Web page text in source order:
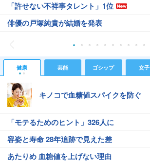
「許せない不祥事タレント」1位
俳優の戸塚純貴が結婚を発表
健康 芸能 ゴシップ 女子
キノコで血糖値スパイクを防ぐ
「モテるためのヒント」326人に
容姿と寿命 28年追跡で見えた差
あたりめ 血糖値を上げない理由